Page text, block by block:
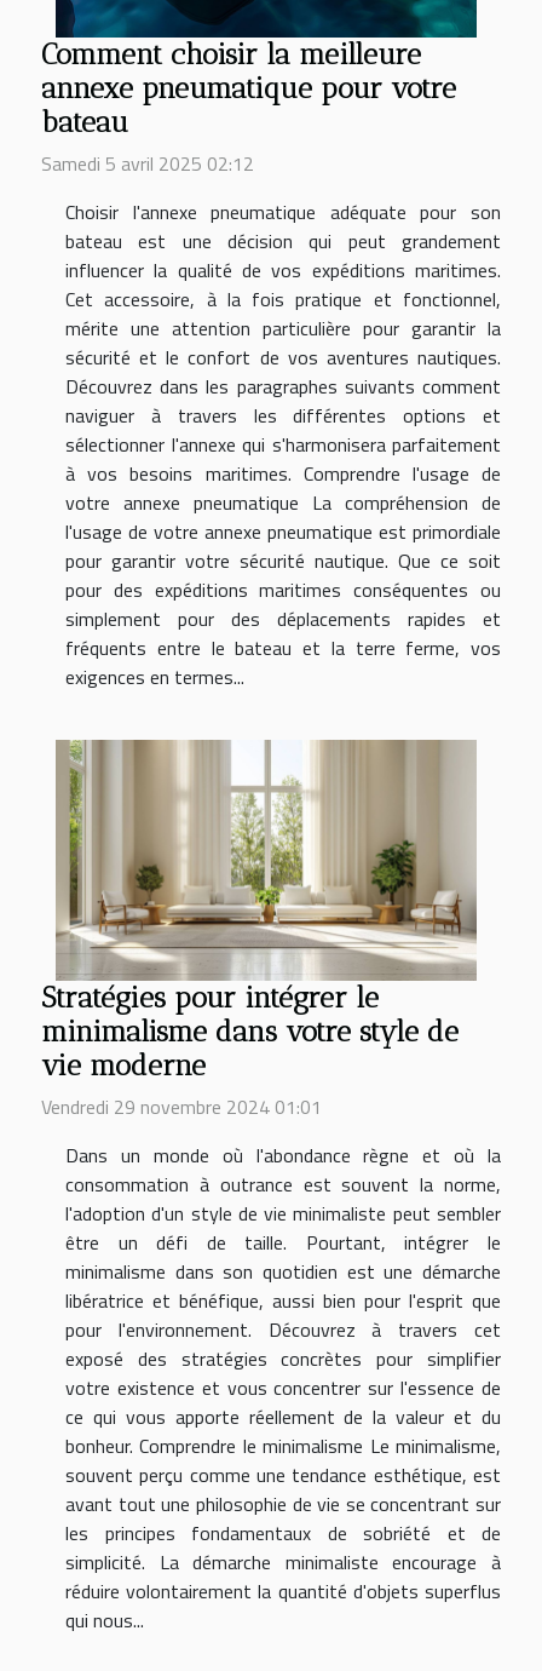
Comment choisir la meilleure
annexe pneumatique pour votre
bateau
Samedi 5 avril 2025 02:12
Choisir l'annexe pneumatique adéquate pour son
bateau est une décision qui peut grandement
influencer la qualité de vos expéditions maritimes.
Cet accessoire, à la fois pratique et fonctionnel,
mérite une attention particulière pour garantir la
sécurité et le confort de vos aventures nautiques.
Découvrez dans les paragraphes suivants comment
naviguer à travers les différentes options et
sélectionner l'annexe qui s'harmonisera parfaitement
à vos besoins maritimes. Comprendre l'usage de
votre annexe pneumatique La compréhension de
l'usage de votre annexe pneumatique est primordiale
pour garantir votre sécurité nautique. Que ce soit
pour des expéditions maritimes conséquentes ou
simplement pour des déplacements rapides et
fréquents entre le bateau et la terre ferme, vos
exigences en termes...
Stratégies pour intégrer le
minimalisme dans votre style de
vie moderne
Vendredi 29 novembre 2024 01:01
Dans un monde où l'abondance règne et où la
consommation à outrance est souvent la norme,
l'adoption d'un style de vie minimaliste peut sembler
être un défi de taille. Pourtant, intégrer le
minimalisme dans son quotidien est une démarche
libératrice et bénéfique, aussi bien pour l'esprit que
pour l'environnement. Découvrez à travers cet
exposé des stratégies concrètes pour simplifier
votre existence et vous concentrer sur l'essence de
ce qui vous apporte réellement de la valeur et du
bonheur. Comprendre le minimalisme Le minimalisme,
souvent perçu comme une tendance esthétique, est
avant tout une philosophie de vie se concentrant sur
les principes fondamentaux de sobriété et de
simplicité. La démarche minimaliste encourage à
réduire volontairement la quantité d'objets superflus
qui nous...